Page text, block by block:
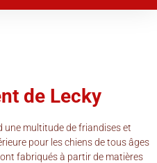
de Lecky
une multitude de friandises et
pour les chiens de tous âges
fabriqués à partir de matières